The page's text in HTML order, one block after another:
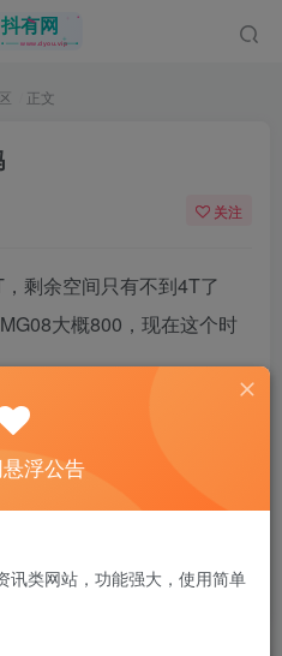
正文
关注
剩余空间只有不到4T了
大概800，现在这个时
38
浮公告
讯类网站，功能强大，使用简单